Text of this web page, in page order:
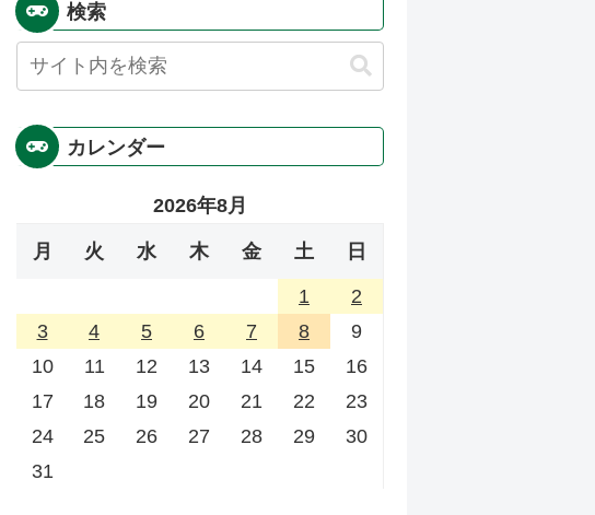
検索
カレンダー
2026年8月
月 火 水 木 金 土 日
1
2
3
4 5 6 7 8
9
10
11 12 13 14 15
16
17
18 19 20 21 22
23
24
25 26 27 28 29
30
31